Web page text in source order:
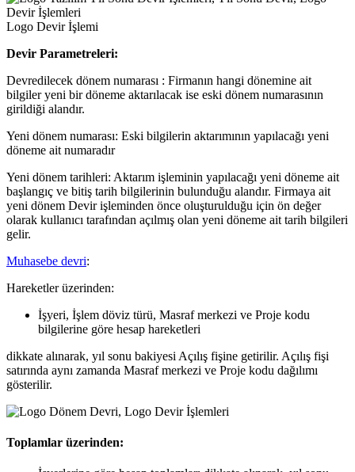
Logo Devir İşlemi
Devir Parametreleri:
Devredilecek dönem numarası : Firmanın hangi dönemine ait
bilgiler yeni bir döneme aktarılacak ise eski dönem numarasının
girildiği alandır.
Yeni dönem numarası: Eski bilgilerin aktarımının yapılacağı yeni
döneme ait numaradır
Yeni dönem tarihleri: Aktarım işleminin yapılacağı yeni döneme ait
başlangıç ve bitiş tarih bilgilerinin bulunduğu alandır. Firmaya ait
yeni dönem Devir işleminden önce oluşturulduğu için ön değer
olarak kullanıcı tarafından açılmış olan yeni döneme ait tarih bilgileri
gelir.
Muhasebe devri:
Hareketler üzerinden:
İşyeri, İşlem döviz türü, Masraf merkezi ve Proje kodu
bilgilerine göre hesap hareketleri
dikkate alınarak, yıl sonu bakiyesi Açılış fişine getirilir. Açılış fişi
satırında aynı zamanda Masraf merkezi ve Proje kodu dağılımı
gösterilir.
Toplamlar üzerinden: